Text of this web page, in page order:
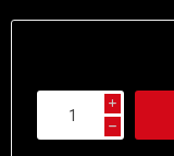
i
h